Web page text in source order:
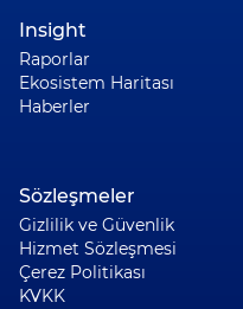
Insight
Raporlar
Ekosistem Haritası
Haberler
Sözleşmeler
Gizlilik ve Güvenlik
Hizmet Sözleşmesi
Çerez Politikası
KVKK